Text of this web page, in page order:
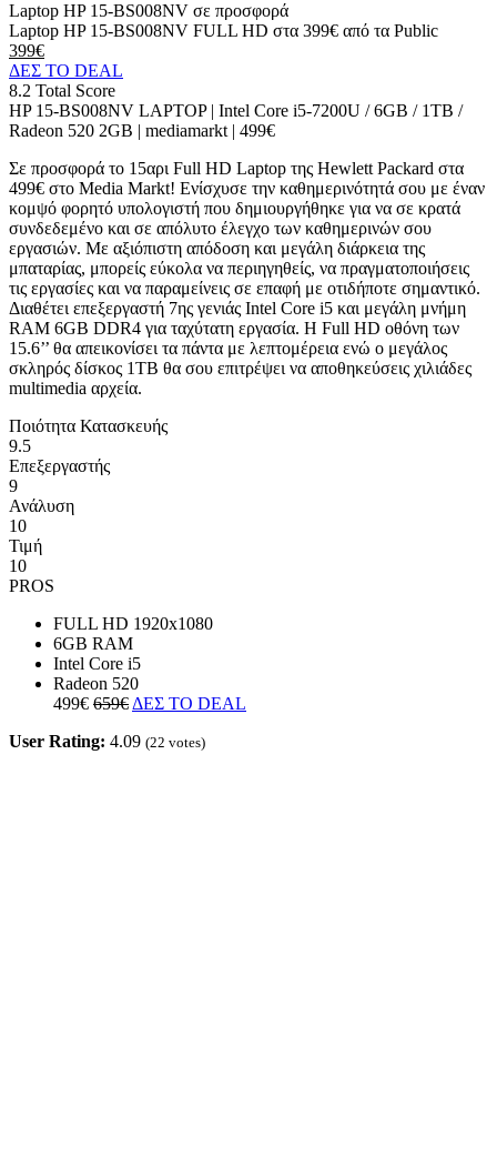
Laptop HP 15-BS008NV σε προσφορά
Laptop HP 15-BS008NV FULL HD στα 399€ από τα Public
399€
ΔΕΣ ΤΟ DEAL
8.2 Total Score
HP 15-BS008NV LAPTOP | Intel Core i5-7200U / 6GB / 1TB /
Radeon 520 2GB | mediamarkt | 499€
Σε προσφορά το 15αρι Full HD Laptop της Hewlett Packard στα
499€ στο Media Markt! Ενίσχυσε την καθημερινότητά σου με έναν
κομψό φορητό υπολογιστή που δημιουργήθηκε για να σε κρατά
συνδεδεμένο και σε απόλυτο έλεγχο των καθημερινών σου
εργασιών. Με αξιόπιστη απόδοση και μεγάλη διάρκεια της
μπαταρίας, μπορείς εύκολα να περιηγηθείς, να πραγματοποιήσεις
τις εργασίες και να παραμείνεις σε επαφή με οτιδήποτε σημαντικό.
Διαθέτει επεξεργαστή 7ης γενιάς Intel Core i5 και μεγάλη μνήμη
RAM 6GB DDR4 για ταχύτατη εργασία. Η Full HD οθόνη των
15.6’’ θα απεικονίσει τα πάντα με λεπτομέρεια ενώ ο μεγάλος
σκληρός δίσκος 1TB θα σου επιτρέψει να αποθηκεύσεις χιλιάδες
multimedia αρχεία.
Ποιότητα Κατασκευής
9.5
Επεξεργαστής
9
Ανάλυση
10
Τιμή
10
PROS
FULL HD 1920x1080
6GB RAM
Intel Core i5
Radeon 520
499€ 659€ΔΕΣ ΤΟ DEAL
User Rating: 4.09 (22 votes)